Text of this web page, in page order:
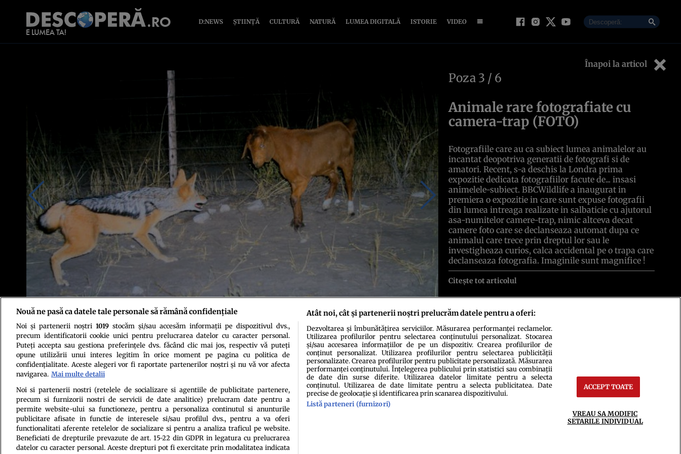
D:NEWS ȘTIINȚĂ CULTURĂ NATURĂ LUMEA DIGITALĂ ISTORIE VIDEO
Înapoi la articol
Poza 3 / 6
Animale rare fotografiate cu
camera-trap (FOTO)
Fotografiile care au ca subiect lumea animalelor au
incantat deopotriva generatii de fotografi si de
amatori. Recent, s-a deschis la Londra prima
expozitie dedicata fotografiilor facute de... insasi
animelele-subiect. BBCWildlife a inaugurat in
premiera o expozitie in care sunt expuse fotografii
din lumea intreaga realizate in salbaticie cu ajutorul
asa-numitelor camere-trap, nimic altceva decat
camere foto care se declanseaza automat dupa ce
animalul care trece prin dreptul lor sau le
investigheaza curios, calca accidental pe o trapa care
declanseaza fotografia. Imaginile sunt magnifice !
Citește tot articolul
Politica de cookiesTermeni şi condiţiiEchipa redacționalăContactSetări Cookies
Nouă ne pasă ca datele tale personale să rămână confidențiale
Noi și partenerii noștri 1019stocăm și/sau accesăm informații pe dispozitivul dvs.,
precum identificatorii cookie unici pentru prelucrarea datelor cu caracter personal.
Puteți accepta sau gestiona preferințele dvs. făcând clic mai jos, respectiv vă puteți
opune utilizării unui interes legitim în orice moment pe pagina cu politica de
confidențialitate. Aceste alegeri vor fi raportate partenerilor noștri și nu vă vor afecta
navigarea. Mai multe detalii
Noi si partenerii nostri (retelele de socializare si agentiile de publicitate partenere,
precum si furnizorii nostri de servicii de date analitice) prelucram date pentru a
permite website-ului sa functioneze, pentru a personaliza continutul si anunturile
publicitare afisate in functie de interesele si/sau profilul dvs., pentru a va oferi
functionalitati aferente retelelor de socializare si pentru a analiza traficul pe website.
Beneficiati de drepturile prevazute de art. 15-22 din GDPR in legatura cu prelucrarea
datelor cu caracter personal. Aceste drepturi pot fi exercitate prin modalitatea indicata
Atât noi, cât și partenerii noștri prelucrăm datele pentru a oferi:
Dezvoltarea și îmbunătățirea serviciilor. Măsurarea performanței reclamelor.
Utilizarea profilurilor pentru selectarea conținutului personalizat. Stocarea
și/sau accesarea informațiilor de pe un dispozitiv. Crearea profilurilor de
conținut personalizat. Utilizarea profilurilor pentru selectarea publicității
personalizate. Crearea profilurilor pentru publicitate personalizată. Măsurarea
performanței conținutului. Înțelegerea publicului prin statistici sau combinații
de date din surse diferite. Utilizarea datelor limitate pentru a selecta
conținutul. Utilizarea de date limitate pentru a selecta publicitatea. Date
precise de geolocație și identificarea prin scanarea dispozitivului.
Listă parteneri (furnizori)
ACCEPT TOATE
VREAU SA MODIFIC
SETARILE INDIVIDUAL